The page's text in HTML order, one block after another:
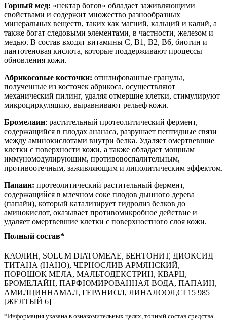
Горный мед: «нектар богов» обладает заживляющими
свойствами и содержит множество разнообразных
минеральных веществ, таких как магний, кальций и калий, а
также богат следовыми элементами, в частности, железом и
медью. В состав входят витамины C, B1, B2, B6, биотин и
пантотеновая кислота, которые поддерживают процессы
обновления кожи.
Абрикосовые косточки: отшлифованные гранулы,
полученные из косточек абрикоса, осуществляют
механический пилинг, удаляя отмершие клетки, стимулируют
микроциркуляцию, выравнивают рельеф кожи.
Бромелаин: растительный протеолитический фермент,
содержащийся в плодах ананаса, разрушает пептидные связи
между аминокислотами внутри белка. Удаляет омертвевшие
клетки с поверхности кожи, а также обладает мощным
иммуномодулирующим, противовоспалительным,
противоотечным, заживляющим и липолитическим эффектом.
Папаин: протеолитический растительный фермент,
содержащийся в млечном соке плодов дынного дерева
(папайи), который катализирует гидролиз белков до
аминокислот, оказывает противомикробное действие и
удаляет омертвевшие клетки с поверхностного слоя кожи.
Полный состав*
КАОЛИН, SOLUM DIATOMEAE, БЕНТОНИТ, ДИОКСИД
ТИТАНА (НАНО), ЧЕРНОСЛИВ АРМЯНСКИЙ,
ПОРОШОК МЕЛА, МАЛЬТОДЕКСТРИН, КВАРЦ,
БРОМЕЛАЙН, ПАРФЮМИРОВАННАЯ ВОДА, ПАПАИН,
АМИЛЦИННАМАЛ, ГЕРАНИОЛ, ЛИНАЛООЛ,CI 15 985
[ЖЕЛТЫЙ 6]
*Информация указана в ознакомительных целях, точный состав средства